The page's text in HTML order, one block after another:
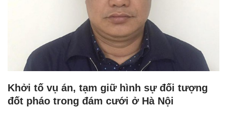
Khởi tố vụ án, tạm giữ hình sự đối tượng
đốt pháo trong đám cưới ở Hà Nội